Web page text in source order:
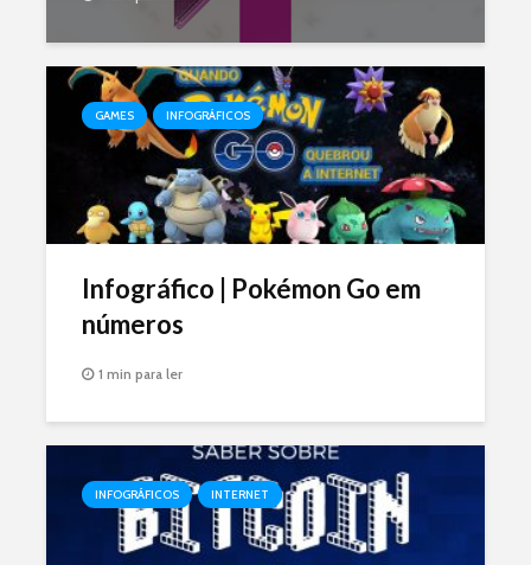
GAMES INFOGRÁFICOS
Infográfico | Pokémon Go em
números
1 min para ler
INFOGRÁFICOS INTERNET